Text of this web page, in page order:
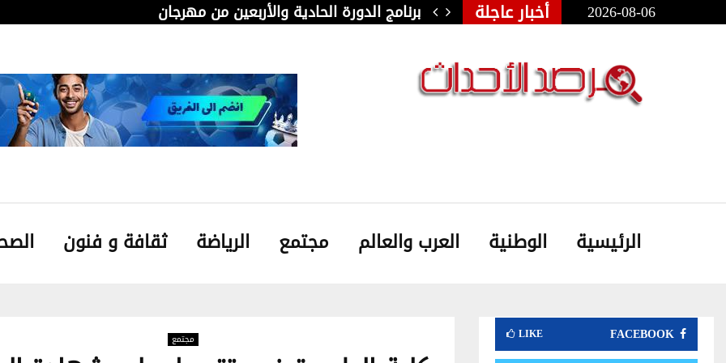
2026-08-06 أخبار عاجلة
للفنون الشعبية بأوذنة: نجلاء… برنامج الدورة الحادية والأربعين من مهرجان قابس…
الرئيسية الوطنية العرب والعالم مجتمع الرياضة ثقافة و فنون
مجتمع FACEBOOK
LIKE